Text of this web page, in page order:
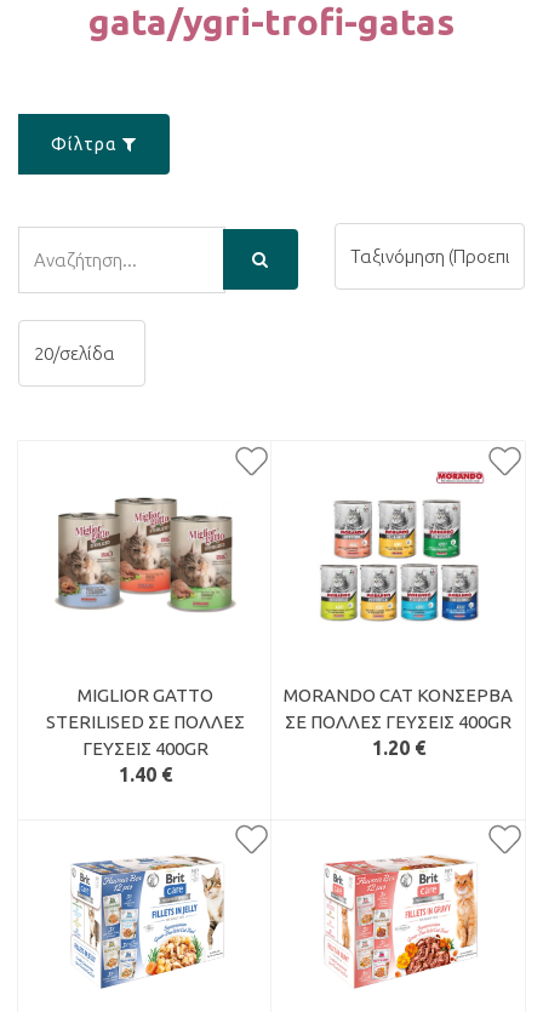
gata/ygri-trofi-gatas
Φίλτρα
Αναζήτηση
MIGLIOR GATTO
STERILISED ΣΕ ΠΟΛΛΈΣ
ΓΕΎΣΕΙΣ 400GR
1.40 €
MORANDO CAT ΚΟΝΣΈΡΒΑ
ΣΕ ΠΟΛΛΈΣ ΓΕΎΣΕΙΣ 400GR
1.20 €